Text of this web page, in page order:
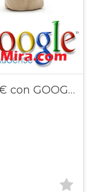
Monetiza tu página web €€€ con GOOGLE ADSENSE